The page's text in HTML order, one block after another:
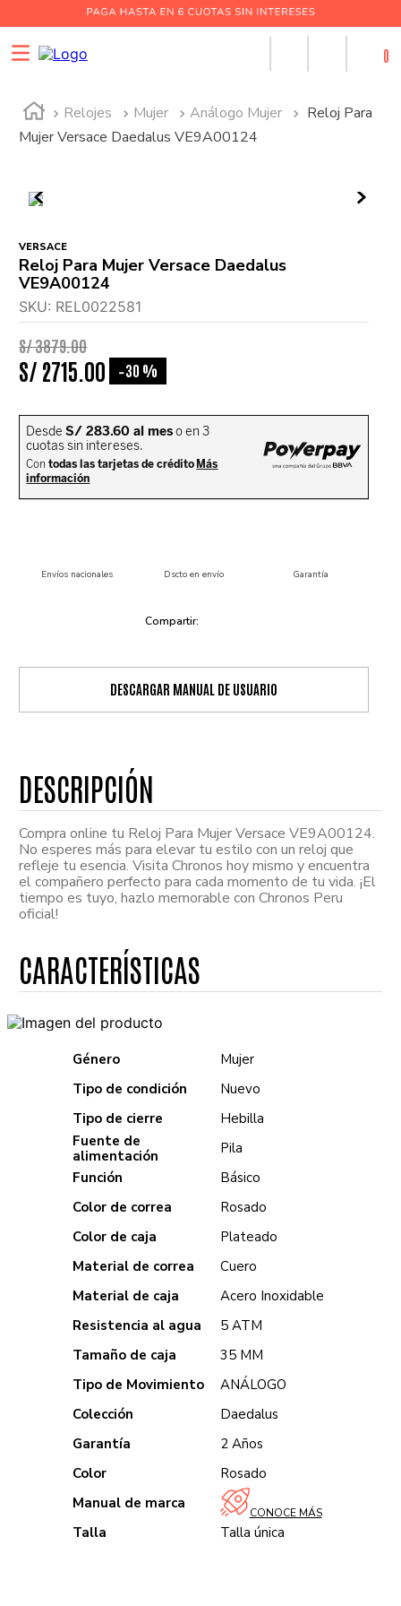
0
Relojes Mujer Análogo Mujer
Reloj Para
Mujer Versace Daedalus VE9A00124
VERSACE
Reloj Para Mujer Versace Daedalus
VE9A00124
SKU: REL0022581
S/3879.00
S/ 2715 00 -30 %
Envíos nacionales Dscto en envío Garantía
DESCARGAR MANUAL DE USUARIO
Compra online tu Reloj Para Mujer Versace VE9A00124.
No esperes más para elevar tu estilo con un reloj que
refleje tu esencia. Visita Chronos hoy mismo y encuentra
el compañero perfecto para cada momento de tu vida. ¡El
tiempo es tuyo, hazlo memorable con Chronos Peru
oficial!
Género
Mujer
Tipo de condición
Nuevo
Tipo de cierre
Hebilla
Fuente de
alimentación
Pila
Función
Básico
Color de correa
Rosado
Color de caja
Plateado
Material de correa
Cuero
Material de caja
Acero Inoxidable
Resistencia al agua
5 ATM
Tamaño de caja
35 MM
Tipo de Movimiento
ANÁLOGO
Colección
Daedalus
Garantía
2 Años
Color
Rosado
Manual de marca
CONOCE MÁS
Talla Talla única